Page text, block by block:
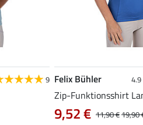
9 Felix Bühler 4.9
Zip-Funktionsshirt
11,90 €19,90
9,52 €